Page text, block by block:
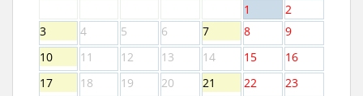
1
2
3
4 5 6 7 8
9
10
11 12 13 14 15
16
17
18 19 20 21 22
23